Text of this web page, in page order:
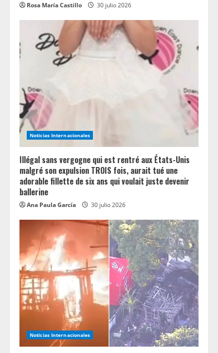
Rosa María Castillo 30 julio 2026
Noticias Internacionales
Illégal sans vergogne qui est rentré aux États-Unis
malgré son expulsion TROIS fois, aurait tué une
adorable fillette de six ans qui voulait juste devenir
ballerine
Ana Paula García 30 julio 2026
Noticias Internacionales